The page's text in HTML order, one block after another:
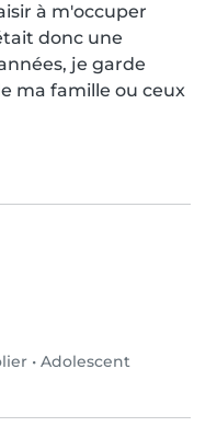
à m'occuper
donc une
je garde
ma famille ou ceux
• Adolescent